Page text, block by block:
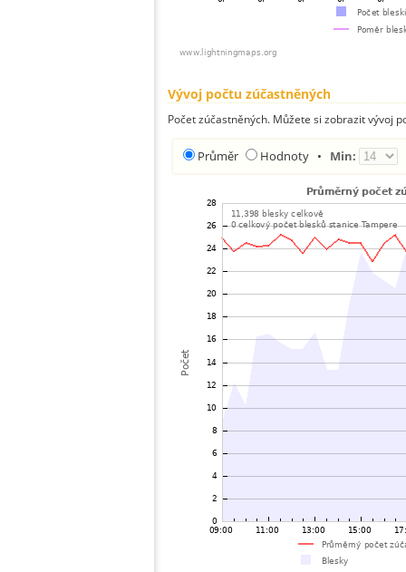
Vývoj počtu zúčastněných
Počet zúčastněných. Můžete si zobrazit vývoj
Průměr Hodnoty • Min: